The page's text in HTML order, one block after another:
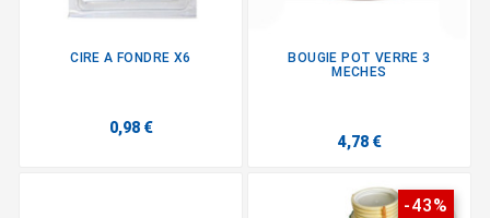
CIRE A FONDRE X6
0,98 €
BOUGIE POT VERRE 3
MECHES
4,78 €
-43%